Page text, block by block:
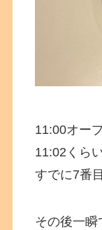
11:00オー
11:02くら
すでに7番
その後一瞬